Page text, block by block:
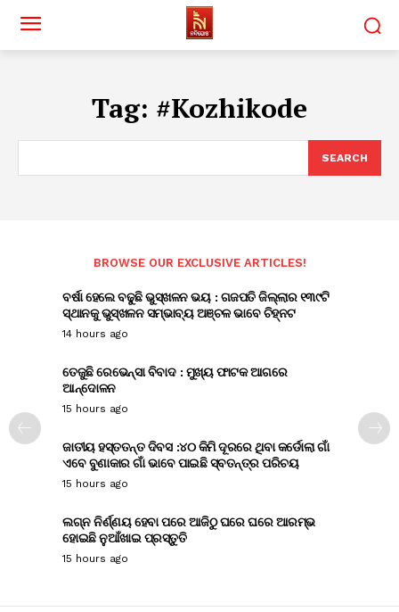
Tag: #Kozhikode
SEARCH
BROWSE OUR EXCLUSIVE ARTICLES!
ବର୍ଷା ହେଲେ ବଢୁଛି ଭୁସ୍ଖଳନ ଭୟ : ଗଜପତି ଜିଲ୍ଲାର ୧୩୯ଟି
ସ୍ଥାନକୁ ଭୁସ୍ଖଳନ ସମ୍ଭାବ୍ୟ ଅଞ୍ଚଳ ଭାବେ ଚିହ୍ନଟ
14 hours ago
ତେଜୁଛି ରେଭେନ୍ସା ବିବାଦ : ମୁଖ୍ୟ ଫାଟକ ଆଗରେ
ଆନ୍ଦୋଳନ
15 hours ago
ଜାତୀୟ ହସ୍ତତନ୍ତ ଦିବସ :୪୦ କିମି ଦୂରରେ ଥିବା କର୍ଡୋଲା ଗାଁ
ଏବେ ବୁଣାକାର ଗାଁ ଭାବେ ପାଇଛି ସ୍ବତନ୍ତ୍ର ପରିଚୟ
15 hours ago
ଲଗ୍ନ ନିର୍ଣ୍ଣୟ ହେବା ପରେ ଆଜିଠୁ ଘରେ ଘରେ ଆରମ୍ଭ
ହୋଇଛି ନୁଆଁଖାଇ ପ୍ରସ୍ତୁତି
15 hours ago